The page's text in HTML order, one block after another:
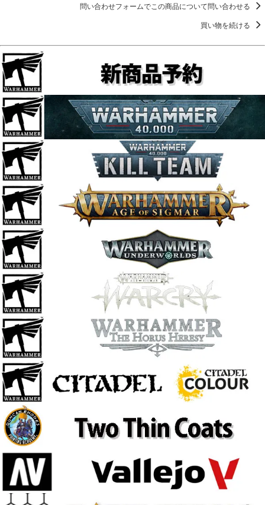
問い合わせフォームでこの商品について問い合わせる
買い物を続ける